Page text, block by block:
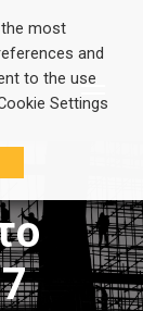
most
and
to the use
Settings